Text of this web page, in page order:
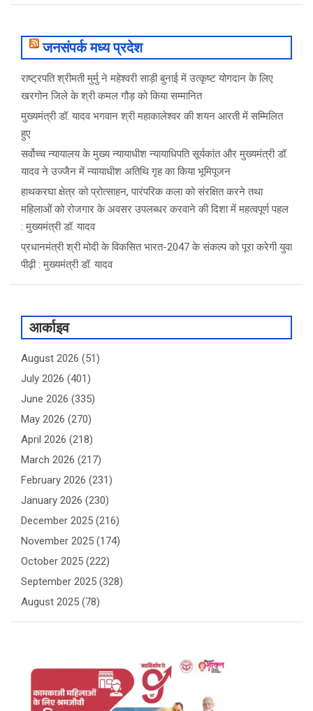
जनसंपर्क मध्य प्रदेश
राष्ट्रपति श्रीमती मुर्मु ने महेश्वरी साड़ी बुनाई में उत्कृष्ट योगदान के लिए
खरगोन जिले के श्री कमल गौड़ को किया सम्मानित
मुख्यमंत्री डॉ. यादव भगवान श्री महाकालेश्‍वर की शयन आरती में सम्मिलित
हुए
सर्वोच्च न्यायालय के मुख्‍य न्‍यायाधीश न्यायाधिपति सूर्यकांत और मुख्यमंत्री डॉ.
यादव ने उज्जैन में न्यायाधीश अतिथि गृह का किया भूमिपूजन
हाथकरघा क्षेत्र को प्रोत्साहन, पारंपरिक कला को संरक्षित करने तथा
महिलाओं को रोजगार के अवसर उपलब्धर करवाने की दिशा में महत्वपूर्ण पहल
: मुख्यमंत्री डॉ. यादव
प्रधानमंत्री श्री मोदी के विकसित भारत-2047 के संकल्प को पूरा करेगी युवा
पीढ़ी : मुख्यमंत्री डॉ. यादव
आर्काइव
August 2026 (51)
July 2026 (401)
June 2026 (335)
May 2026 (270)
April 2026 (218)
March 2026 (217)
February 2026 (231)
January 2026 (230)
December 2025 (216)
November 2025 (174)
October 2025 (222)
September 2025 (328)
August 2025 (78)